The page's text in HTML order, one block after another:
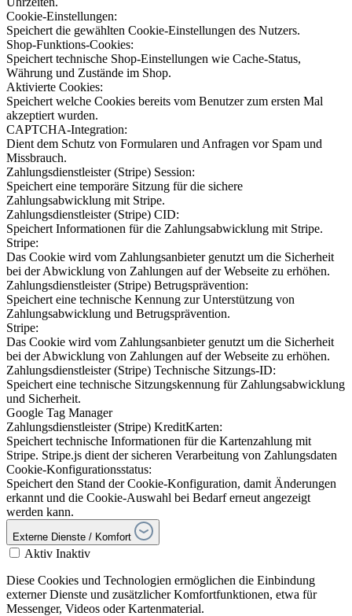
Cookie-Einstellungen:
Speichert die gewählten Cookie-Einstellungen des Nutzers.
Shop-Funktions-Cookies:
Speichert technische Shop-Einstellungen wie Cache-Status,
Währung und Zustände im Shop.
Aktivierte Cookies:
Speichert welche Cookies bereits vom Benutzer zum ersten Mal
akzeptiert wurden.
CAPTCHA-Integration:
Dient dem Schutz von Formularen und Anfragen vor Spam und
Missbrauch.
Zahlungsdienstleister (Stripe) Session:
Speichert eine temporäre Sitzung für die sichere
Zahlungsabwicklung mit Stripe.
Zahlungsdienstleister (Stripe) CID:
Speichert Informationen für die Zahlungsabwicklung mit Stripe.
Stripe:
Das Cookie wird vom Zahlungsanbieter genutzt um die Sicherheit
bei der Abwicklung von Zahlungen auf der Webseite zu erhöhen.
Zahlungsdienstleister (Stripe) Betrugsprävention:
Speichert eine technische Kennung zur Unterstützung von
Zahlungsabwicklung und Betrugsprävention.
Stripe:
Das Cookie wird vom Zahlungsanbieter genutzt um die Sicherheit
bei der Abwicklung von Zahlungen auf der Webseite zu erhöhen.
Zahlungsdienstleister (Stripe) Technische Sitzungs-ID:
Speichert eine technische Sitzungskennung für Zahlungsabwicklung
und Sicherheit.
Google Tag Manager
Zahlungsdienstleister (Stripe) KreditKarten:
Speichert technische Informationen für die Kartenzahlung mit
Stripe. Stripe.js dient der sicheren Verarbeitung von Zahlungsdaten
Cookie-Konfigurationsstatus:
Speichert den Stand der Cookie-Konfiguration, damit Änderungen
erkannt und die Cookie-Auswahl bei Bedarf erneut angezeigt
werden kann.
Externe Dienste / Komfort
Aktiv Inaktiv
Diese Cookies und Technologien ermöglichen die Einbindung
externer Dienste und zusätzlicher Komfortfunktionen, etwa für
Messenger, Videos oder Kartenmaterial.